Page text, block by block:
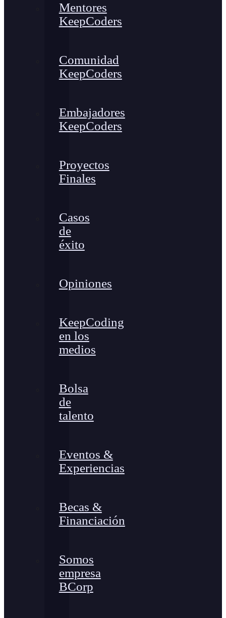
Mentores
KeepCoders
Comunidad
KeepCoders
Embajadores
KeepCoders
Proyectos
Finales
Casos
de
éxito
Opiniones
KeepCoding
en los
medios
Bolsa
de
talento
Eventos &
Experiencias
Becas &
Financiación
Somos
empresa
BCorp